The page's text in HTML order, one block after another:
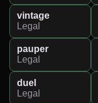
vintage
Legal
pauper
Legal
duel
Legal